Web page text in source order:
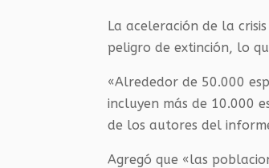
La aceleración de la
peligro de extinción, lo
«Alrededor de 50.000
incluyen más de 10.000
de los autores del
Agregó que «las